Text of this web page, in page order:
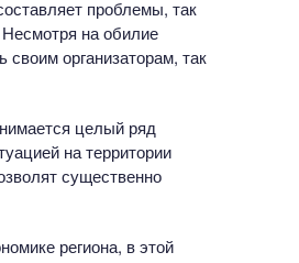
проблемы, так
на обилие
организаторам, так
целый ряд
на территории
существенно
региона, в этой